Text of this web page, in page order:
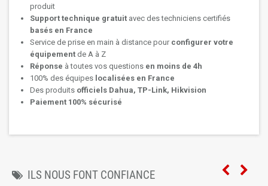
produit
Support technique gratuit avec des techniciens certifiés
basés en France
Service de prise en main à distance pour configurer votre
équipement de A à Z
Réponse à toutes vos questions en moins de 4h
100% des équipes localisées en France
Des produits officiels Dahua, TP-Link, Hikvision
Paiement 100% sécurisé
ILS NOUS FONT CONFIANCE